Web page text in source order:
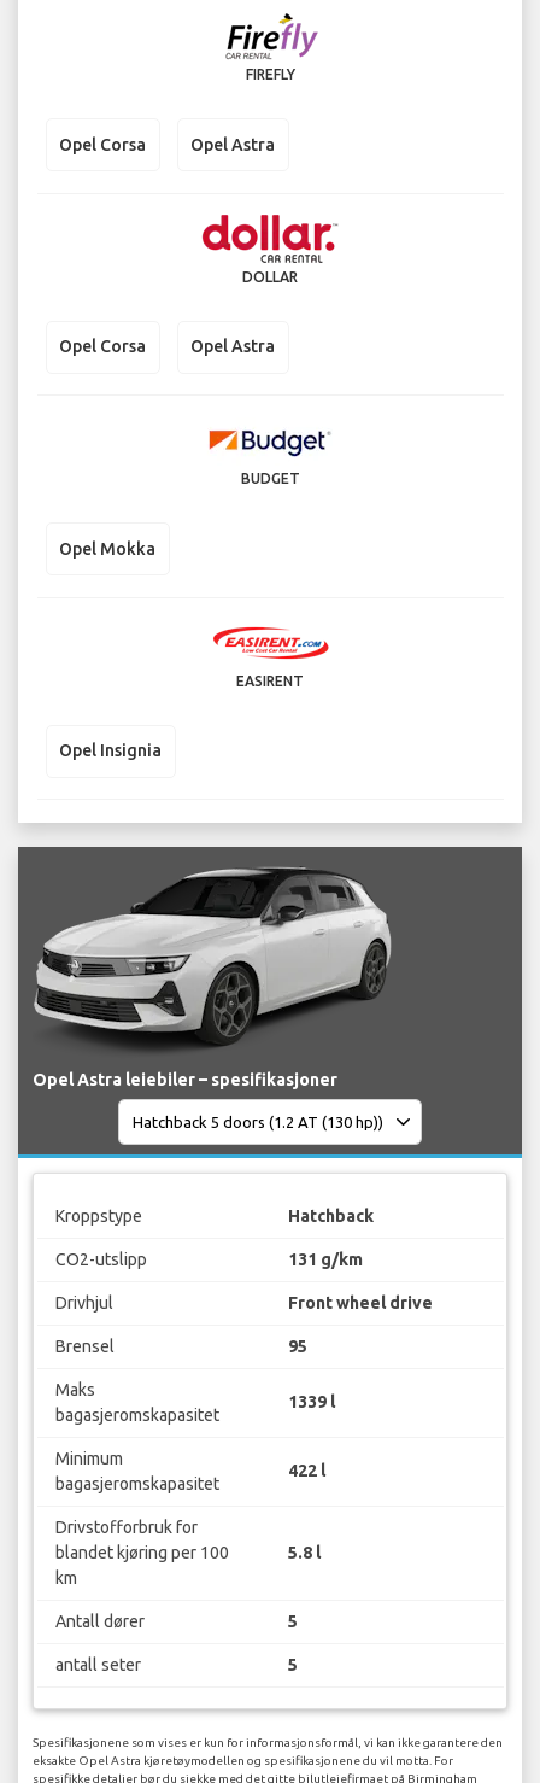
FIREFLY
Opel Corsa Opel Astra
DOLLAR
Opel Corsa Opel Astra
BUDGET
Opel Mokka
EASIRENT
Opel Insignia
Opel Astra leiebiler – spesifikasjoner
Kroppstype Hatchback
CO2-utslipp 131 g/km
Drivhjul Front wheel drive
Brensel 95
Maks
bagasjeromskapasitet
1339 l
Minimum
bagasjeromskapasitet
422 l
Drivstofforbruk for
blandet kjøring per 100
km
5.8 l
Antall dører 5
antall seter 5
Spesifikasjonene som vises er kun for informasjonsformål, vi kan ikke garantere den
eksakte Opel Astra kjøretøymodellen og spesifikasjonene du vil motta. For
spesifikke detaljer bør du sjekke med det gitte bilutleiefirmaet på Birmingham